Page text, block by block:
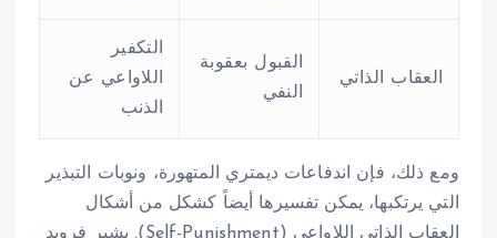
العقاب الذاتي
القبول بعقوبة
النفي
التكفير
اللاواعي عن
الذنب
ومع ذلك، فإن اندفاعات ديمتري المتهورة، ونوبات التبذير
التي يرتكبها، يمكن تفسيرها أيضاً كشكل من أشكال
العقاب الذاتي اللاواعي (Self-Punishment). يشير فرويد